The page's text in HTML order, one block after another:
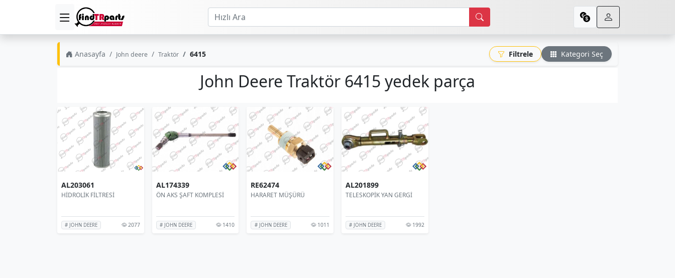
Anasayfa John deere Traktör 6415 Filtrele Kategori Seç
John Deere Traktör 6415 yedek parça
AL203061
HİDROLİK FİLTRESİ
# JOHN DEERE 2077
AL174339
ÖN AKS ŞAFT KOMPLESİ
# JOHN DEERE 1410
RE62474
HARARET MÜŞÜRÜ
# JOHN DEERE 1011
AL201899
TELESKOPİK YAN GERGİ
# JOHN DEERE 1992